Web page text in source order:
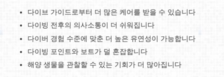
다이브 가이드로부터 더 많은 케어를 받을 수 있습니다
다이빙 전후의 의사소통이 더 쉬워집니다
다이버 경험 수준에 맞춘 더 높은 유연성이 가능합니다
다이빙 포인트와 보트가 덜 혼잡합니다
해양 생물을 관찰할 수 있는 기회가 더 많아집니다